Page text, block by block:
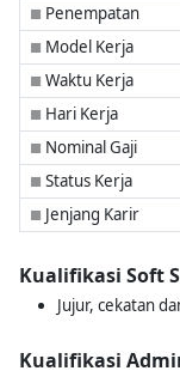
■ Penempatan
■ Model Kerja
■ Waktu Kerja
■ Hari Kerja
■ Nominal Gaji
■ Status Kerja
■ Jenjang Karir
Kualifikasi Soft
Jujur, cekatan
Kualifikasi